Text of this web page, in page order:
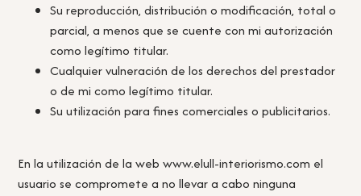
Su reproducción, distribución o modificación, total o
parcial, a menos que se cuente con mi autorización
como legítimo titular.
Cualquier vulneración de los derechos del prestador
o de mi como legítimo titular.
Su utilización para fines comerciales o publicitarios.
En la utilización de la web www.elull-interiorismo.com el
usuario se compromete a no llevar a cabo ninguna